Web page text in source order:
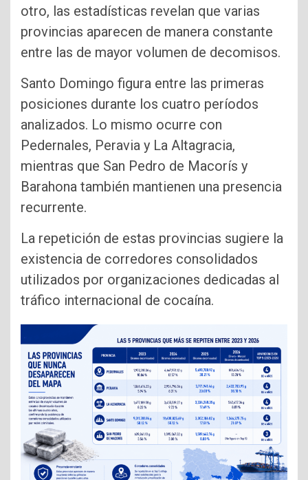
otro, las estadísticas revelan que varias
provincias aparecen de manera constante
entre las de mayor volumen de decomisos.
Santo Domingo figura entre las primeras
posiciones durante los cuatro períodos
analizados. Lo mismo ocurre con
Pedernales, Peravia y La Altagracia,
mientras que San Pedro de Macorís y
Barahona también mantienen una presencia
recurrente.
La repetición de estas provincias sugiere la
existencia de corredores consolidados
utilizados por organizaciones dedicadas al
tráfico internacional de cocaína.